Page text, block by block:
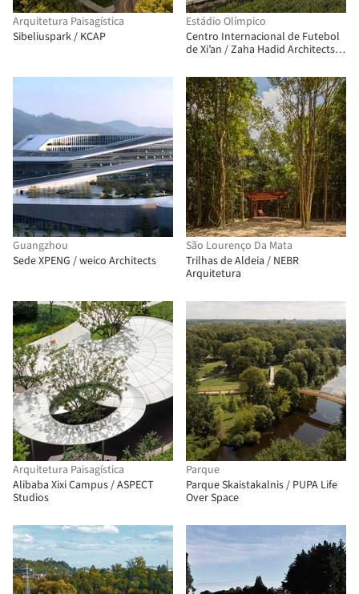
Arquitetura Paisagística
Sibeliuspark / KCAP
Estádio Olímpico
Centro Internacional de Futebol
de Xi’an / Zaha Hadid Architects +
Guangzhou
Sede XPENG / weico Architects
São Lourenço Da Mata
Trilhas de Aldeia / NEBR
Arquitetura
Arquitetura Paisagística
Alibaba Xixi Campus / ASPECT
Studios
Parque
Parque Skaistakalnis / PUPA Life
Over Space